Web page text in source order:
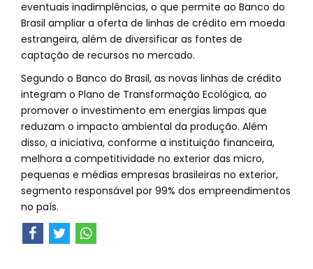
eventuais inadimplências, o que permite ao Banco do
Brasil ampliar a oferta de linhas de crédito em moeda
estrangeira, além de diversificar as fontes de
captação de recursos no mercado.
Segundo o Banco do Brasil, as novas linhas de crédito
integram o Plano de Transformação Ecológica, ao
promover o investimento em energias limpas que
reduzam o impacto ambiental da produção. Além
disso, a iniciativa, conforme a instituição financeira,
melhora a competitividade no exterior das micro,
pequenas e médias empresas brasileiras no exterior,
segmento responsável por 99% dos empreendimentos
no país.